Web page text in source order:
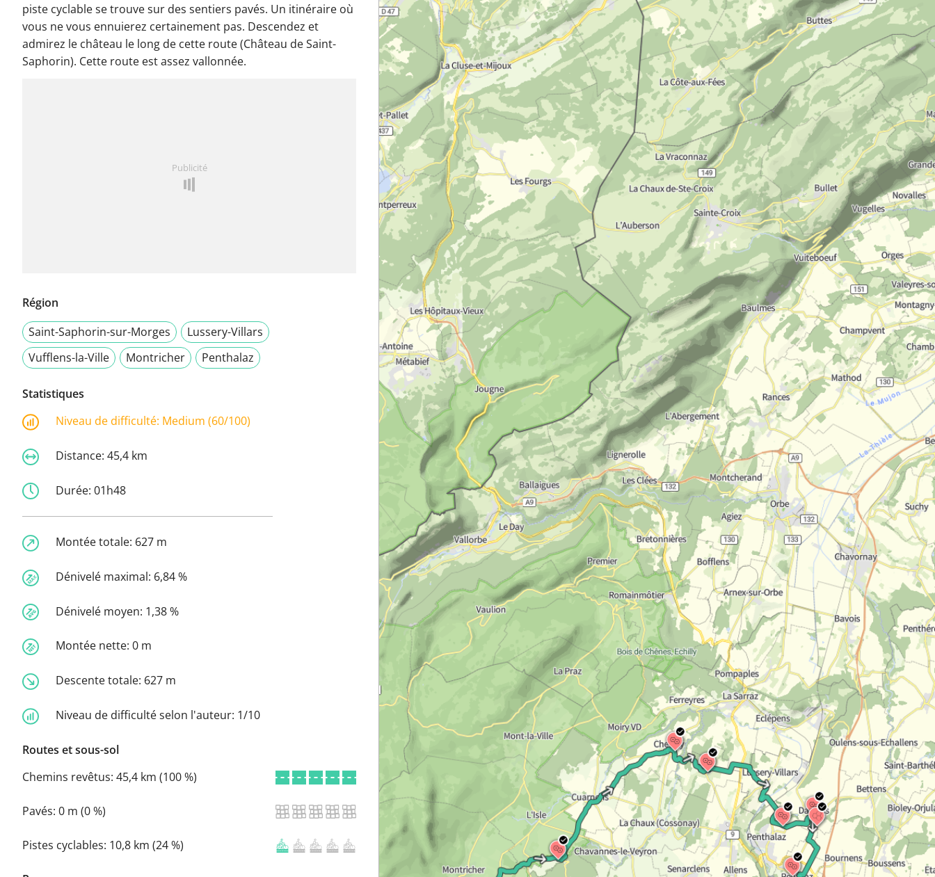
piste cyclable se trouve sur des sentiers pavés. Un itinéraire où
vous ne vous ennuierez certainement pas. Descendez et
admirez le château le long de cette route (Château de Saint-
Saphorin). Cette route est assez vallonnée.
Publicité
Région
Saint-Saphorin-sur-Morges
Lussery-Villars
Vufflens-la-Ville
Montricher Penthalaz
Statistiques
Niveau de difficulté: Medium (60/100)
Distance: 45,4 km
Durée: 01h48
Montée totale: 627 m
Dénivelé maximal: 6,84 %
Dénivelé moyen: 1,38 %
Montée nette: 0 m
Descente totale: 627 m
Niveau de difficulté selon l'auteur: 1/10
Routes et sous-sol
Chemins revêtus: 45,4 km (100 %)
Pavés: 0 m (0 %)
Pistes cyclables: 10,8 km (24 %)